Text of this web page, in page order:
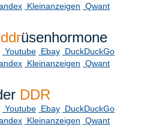
Kleinanzeigen Qwant
ddrüsenhormone
Youtube Ebay DuckDuckGo
Kleinanzeigen Qwant
DDR
Youtube Ebay DuckDuckGo
Kleinanzeigen Qwant